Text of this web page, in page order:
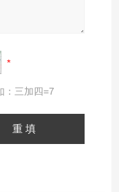
：三加四=7